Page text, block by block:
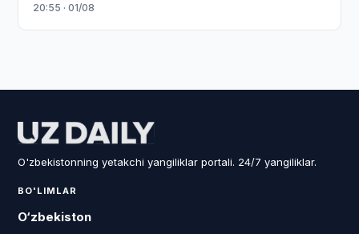
20:55 · 01/08
O'zbekistonning yetakchi yangiliklar portali. 24/7 yangiliklar.
BO'LIMLAR
O‘zbekiston